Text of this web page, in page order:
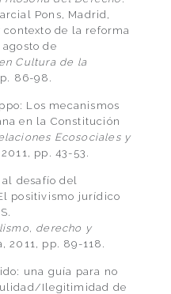
Pons, Madrid,
contexto de la reforma
de
Cultura de la
86-98.
Los mecanismos
en la Constitución
Ecosociales y
pp. 43-53.
al desafío del
positivismo jurídico
derecho y
2011, pp. 89-118.
una guía para no
Ilegitimidad de